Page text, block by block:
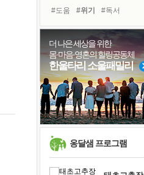
졸업식 사진을 보며
극심한 변비, 어깨결림, 수면 장애
아픈 아버지를 위한 공간 설계
슬럼프
보고 싶은 어머니
유년 시절의 부산 영도 바다
못된 꼰대들
희망이란
'모른다'는 것
#도움
#위기
#독서
#삶
#유튜브
#링컨학교
#리더
#면역력
#힐링
#극복
#선택
#독서캠프
#나눔
#명상
#다짐
#친구
더 나은 세상을 위한
몸·마음·영혼의 힐링공동체
한울타리 소울패밀리
옹달샘 프로그램